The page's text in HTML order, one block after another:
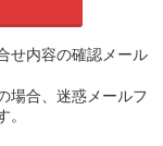
せ内容の確認メール
場合、迷惑メールフ
。